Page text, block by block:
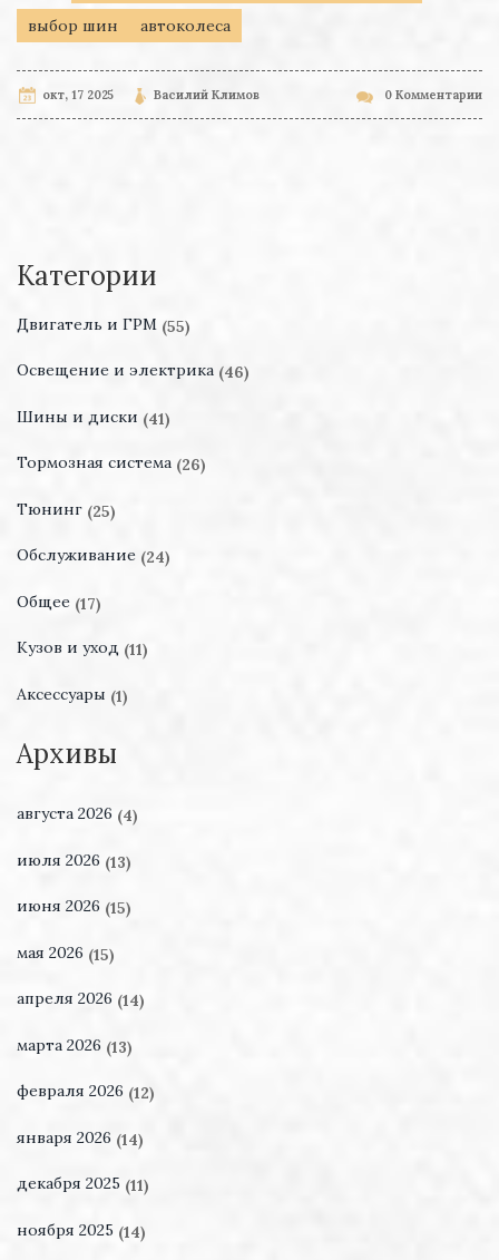
выбор шин
автоколеса
окт, 17 2025 Василий Климов 0 Комментарии
Категории
Двигатель и ГРМ (55)
Освещение и электрика (46)
Шины и диски (41)
Тормозная система (26)
Тюнинг (25)
Обслуживание (24)
Общее (17)
Кузов и уход (11)
Аксессуары (1)
Архивы
августа 2026 (4)
июля 2026 (13)
июня 2026 (15)
мая 2026 (15)
апреля 2026 (14)
марта 2026 (13)
февраля 2026 (12)
января 2026 (14)
декабря 2025 (11)
ноября 2025 (14)